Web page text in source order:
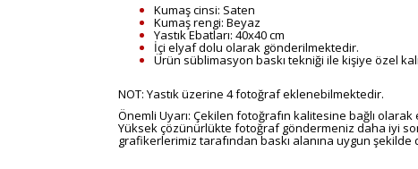
Kumaş cinsi: Saten
Kumaş rengi: Beyaz
Yastık Ebatları: 40x40 cm
İçi elyaf dolu olarak gönderilmektedir.
Ürün süblimasyon baskı tekniği ile kişiye özel
NOT: Yastık üzerine 4 fotoğraf eklenebilmektedir.
Önemli Uyarı: Çekilen fotoğrafın kalitesine bağlı
Yüksek çözünürlükte fotoğraf göndermeniz daha iyi
grafikerlerimiz tarafından baskı alanına uygun şekilde